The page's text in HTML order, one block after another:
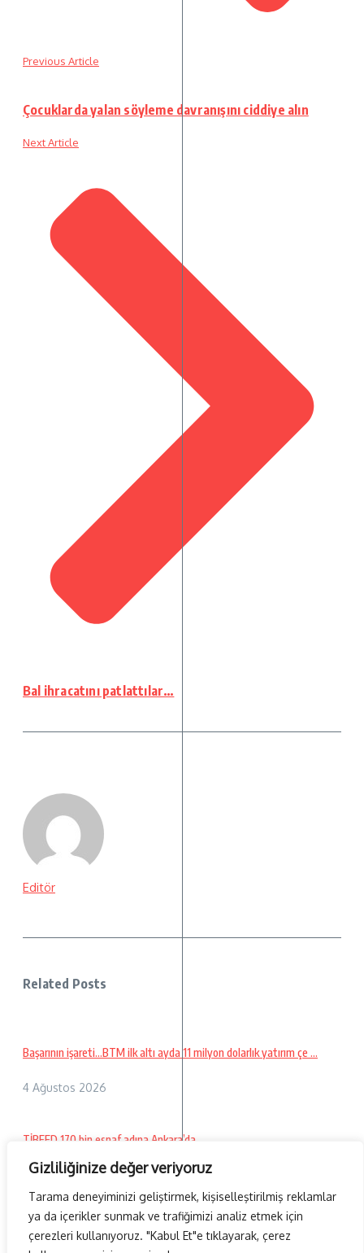
Gizliliğinize değer veriyoruz
Tarama deneyiminizi geliştirmek, kişiselleştirilmiş reklamlar
ya da içerikler sunmak ve trafiğimizi analiz etmek için
çerezleri kullanıyoruz. "Kabul Et"e tıklayarak, çerez
Previous Article
Çocuklarda yalan söyleme davranışını ciddiye alın
Next Article
Bal ihracatını patlattılar…
Editör
Related Posts
Başarının işareti…BTM ilk altı ayda 11 milyon dolarlık yatırım çe ...
4 Ağustos 2026
TİBFED 170 bin esnaf adına Ankara’da…
26 Temmuz 2026